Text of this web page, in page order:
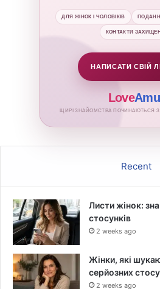
ДЛЯ ЖІНОК І ЧОЛОВІКІВ
КОНТАКТИ ЗАХИЩЕНІ
НАПИСАТИ СВІЙ
Love
ЩИРІ ЗНАЙОМСТВА ПОЧИНАЮТЬСЯ З
Recent
Листи жінок:
стосунків
2 weeks ago
Жінки, які
серйозних
2 weeks ago